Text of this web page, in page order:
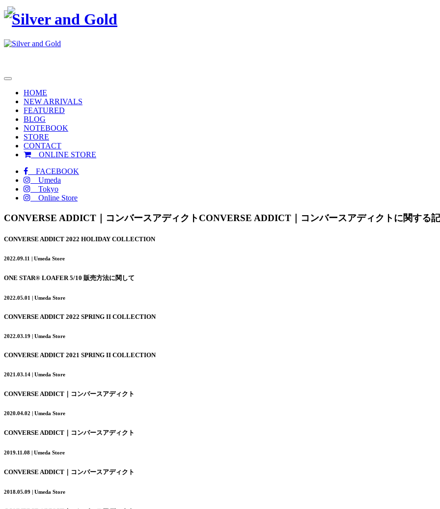
toggle
navigation
HOME
NEW ARRIVALS
FEATURED
BLOG
NOTEBOOK
STORE
CONTACT
ONLINE STORE
FACEBOOK
Umeda
Tokyo
Online Store
CONVERSE ADDICT｜コンバースアディクトCONVERSE ADDICT｜コンバースアディクトに関する
CONVERSE ADDICT 2022 HOLIDAY COLLECTION
2022.09.11 | Umeda Store
ONE STAR® LOAFER 5/10 販売方法に関して
2022.05.01 | Umeda Store
CONVERSE ADDICT 2022 SPRING II COLLECTION
2022.03.19 | Umeda Store
CONVERSE ADDICT 2021 SPRING II COLLECTION
2021.03.14 | Umeda Store
CONVERSE ADDICT｜コンバースアディクト
2020.04.02 | Umeda Store
CONVERSE ADDICT｜コンバースアディクト
2019.11.08 | Umeda Store
CONVERSE ADDICT｜コンバースアディクト
2018.05.09 | Umeda Store